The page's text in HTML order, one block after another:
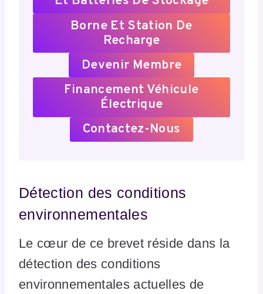
Borne Et Station De
Recharge
Devenir Membre
Financement Véhicule
Électrique
Contactez-Nous
Détection des conditions
environnementales
Le cœur de ce brevet réside dans la
détection des conditions
environnementales actuelles de